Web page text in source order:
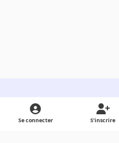
Light ModeDark ModeSystem Preference
Se connecter S’inscrire